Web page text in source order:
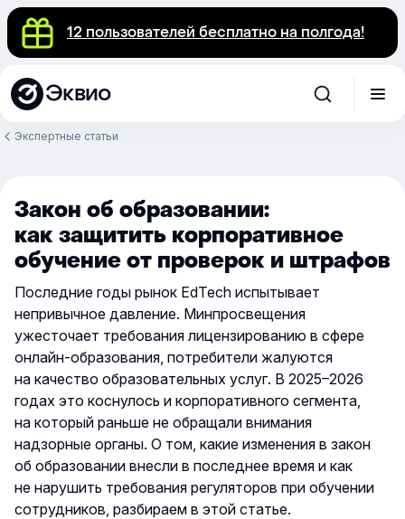
12 пользователей бесплатно на полгода!
Эквио
Экспертные статьи
Закон об образовании:
как защитить корпоративное
обучение от проверок и штрафов
Последние годы рынок EdTech испытывает
непривычное давление. Минпросвещения
ужесточает требования лицензированию в сфере
онлайн-образования, потребители жалуются
на качество образовательных услуг. В 2025–2026
годах это коснулось и корпоративного сегмента,
на который раньше не обращали внимания
надзорные органы. О том, какие изменения в закон
об образовании внесли в последнее время и как
не нарушить требования регуляторов при обучении
сотрудников, разбираем в этой статье.